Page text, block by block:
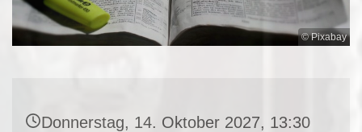
© Pixabay
Donnerstag, 14. Oktober 2027, 13:30